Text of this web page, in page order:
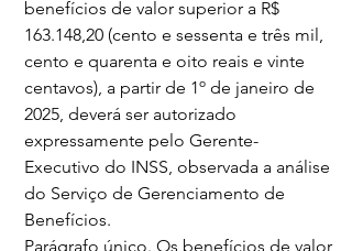
benefícios de valor superior a R$
163.148,20 (cento e sessenta e três mil,
cento e quarenta e oito reais e vinte
centavos), a partir de 1º de janeiro de
2025, deverá ser autorizado
expressamente pelo Gerente-
Executivo do INSS, observada a análise
do Serviço de Gerenciamento de
Benefícios.
Parágrafo único. Os benefícios de valor